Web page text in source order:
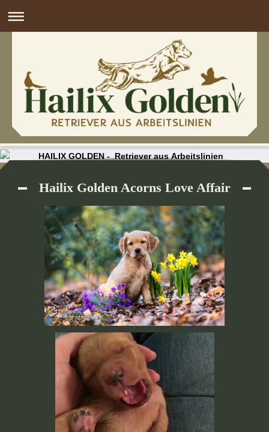
GOLDEN - Retriever aus Arbeitslinien
Hailix Golden Acorns Love Affair